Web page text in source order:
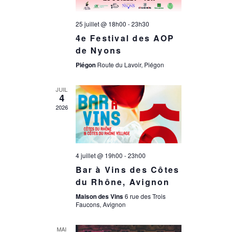
e
e
t
n
a
v
i
v
u
e
s
é
è
25 juillet @ 18h00 -23h30
4e Festival des AOP
de Nyons
Piégon Route du Lavoir, Piégon
JUIL
4
2026
4 juillet @ 19h00 -23h00
Bar à Vins des Côtes
du Rhône, Avignon
Maison des Vins6 rue des Trois
Faucons, Avignon
MAI